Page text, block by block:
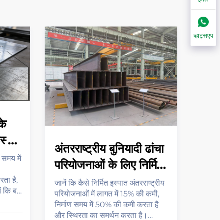
समय में
है,
कि बड़े
अंतरराष्ट्रीय बुनियादी ढांचा
परियोजनाओं के लिए निर्मित
इस्पात संरचनाओं को शीर्ष
विकल्प क्यों बनाता है
जानें कि कैसे निर्मित इस्पात अंतरराष्ट्रीय
परियोजनाओं में लागत में 15% की कमी,
निर्माण समय में 50% की कमी करता है
और स्थिरता का समर्थन करता है।
व्हाट्सएप